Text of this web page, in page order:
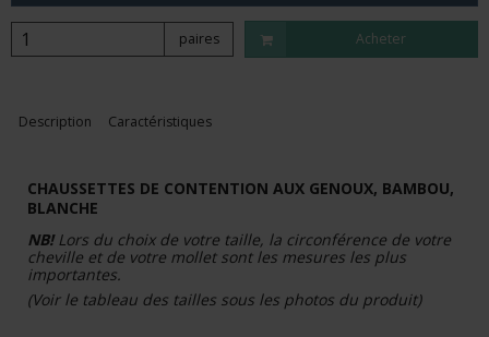
paires Acheter
Description Caractéristiques
CHAUSSETTES DE CONTENTION AUX GENOUX, BAMBOU,
BLANCHE
NB! Lors du choix de votre taille, la circonférence de votre
cheville et de votre mollet sont les mesures les plus
importantes.
(Voir le tableau des tailles sous les photos du produit)